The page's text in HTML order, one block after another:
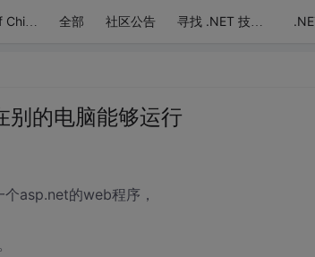
.NET Conf China 全部 社区公告 寻找 .NET 技术达人
的电脑能够运行
asp.net的web程序，